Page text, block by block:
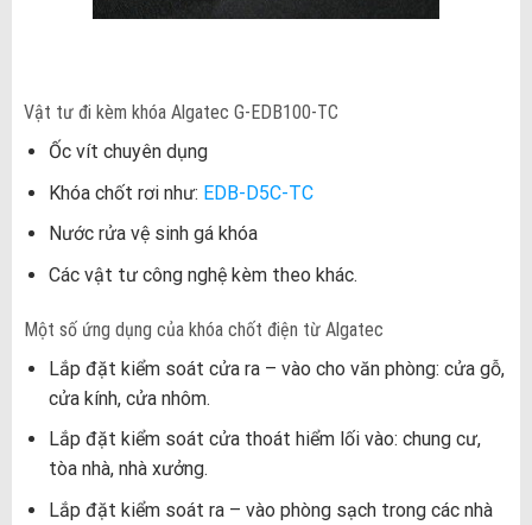
Vật tư đi kèm khóa Algatec G-EDB100-TC
Ốc vít chuyên dụng
Khóa chốt rơi như: EDB-D5C-TC
Nước rửa vệ sinh gá khóa
Các vật tư công nghệ kèm theo khác.
Một số ứng dụng của khóa chốt điện từ Algatec
Lắp đặt kiểm soát cửa ra – vào cho văn phòng: cửa gỗ,
cửa kính, cửa nhôm.
Lắp đặt kiểm soát cửa thoát hiểm lối vào: chung cư,
tòa nhà, nhà xưởng.
Lắp đặt kiểm soát ra – vào phòng sạch trong các nhà